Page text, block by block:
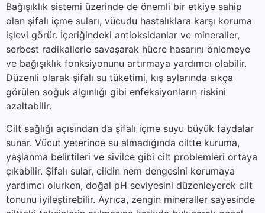
Bağışıklık sistemi üzerinde de önemli bir etkiye sahip
olan şifalı içme suları, vücudu hastalıklara karşı koruma
işlevi görür. İçeriğindeki antioksidanlar ve mineraller,
serbest radikallerle savaşarak hücre hasarını önlemeye
ve bağışıklık fonksiyonunu artırmaya yardımcı olabilir.
Düzenli olarak şifalı su tüketimi, kış aylarında sıkça
görülen soğuk algınlığı gibi enfeksiyonların riskini
azaltabilir.
Cilt sağlığı açısından da şifalı içme suyu büyük faydalar
sunar. Vücut yeterince su almadığında ciltte kuruma,
yaşlanma belirtileri ve sivilce gibi cilt problemleri ortaya
çıkabilir. Şifalı sular, cildin nem dengesini korumaya
yardımcı olurken, doğal pH seviyesini düzenleyerek cilt
tonunu iyileştirebilir. Ayrıca, zengin mineraller sayesinde